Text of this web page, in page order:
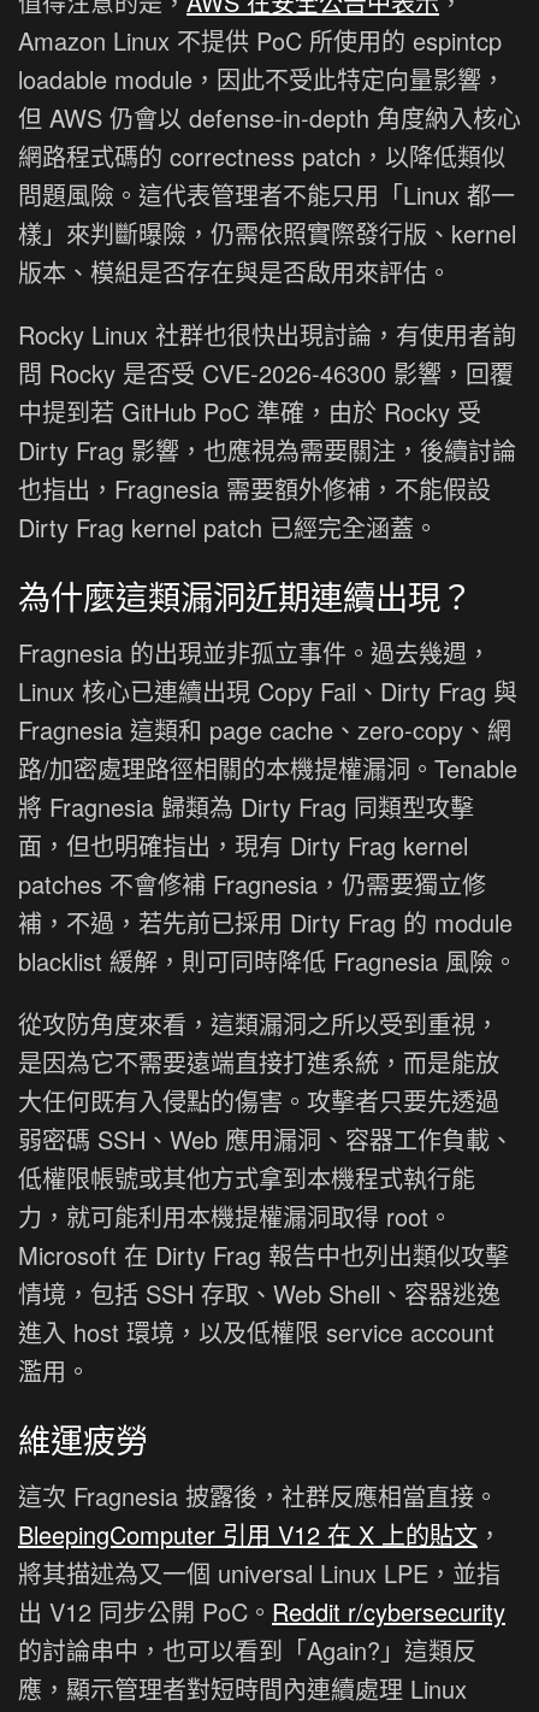
Amazon Linux 不提供 PoC 所使用的 espintcp
loadable module，因此不受此特定向量影響，
但 AWS 仍會以 defense-in-depth 角度納入核心
網路程式碼的 correctness patch，以降低類似
問題風險。這代表管理者不能只用「Linux 都一
樣」來判斷曝險，仍需依照實際發行版、kernel
版本、模組是否存在與是否啟用來評估。
Rocky Linux 社群也很快出現討論，有使用者詢
問 Rocky 是否受 CVE-2026-46300 影響，回覆
中提到若 GitHub PoC 準確，由於 Rocky 受
Dirty Frag 影響，也應視為需要關注，後續討論
也指出，Fragnesia 需要額外修補，不能假設
Dirty Frag kernel patch 已經完全涵蓋。
為什麼這類漏洞近期連續出現？
Fragnesia 的出現並非孤立事件。過去幾週，
Linux 核心已連續出現 Copy Fail、Dirty Frag 與
Fragnesia 這類和 page cache、zero-copy、網
路/加密處理路徑相關的本機提權漏洞。Tenable
將 Fragnesia 歸類為 Dirty Frag 同類型攻擊
面，但也明確指出，現有 Dirty Frag kernel
patches 不會修補 Fragnesia，仍需要獨立修
補，不過，若先前已採用 Dirty Frag 的 module
blacklist 緩解，則可同時降低 Fragnesia 風險。
從攻防角度來看，這類漏洞之所以受到重視，
是因為它不需要遠端直接打進系統，而是能放
大任何既有入侵點的傷害。攻擊者只要先透過
弱密碼 SSH、Web 應用漏洞、容器工作負載、
低權限帳號或其他方式拿到本機程式執行能
力，就可能利用本機提權漏洞取得 root。
Microsoft 在 Dirty Frag 報告中也列出類似攻擊
情境，包括 SSH 存取、Web Shell、容器逃逸
進入 host 環境，以及低權限 service account
濫用。
維運疲勞
這次 Fragnesia 披露後，社群反應相當直接。
BleepingComputer 引用 V12 在 X 上的貼文 ，
將其描述為又一個 universal Linux LPE，並指
出 V12 同步公開 PoC。 Reddit r/cybersecurity
的討論串中，也可以看到「Again?」這類反
應，顯示管理者對短時間內連續處理 Linux